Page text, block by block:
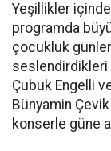
Yeşillikler
programda
çocukluk
seslendirdikleri
Çubuk Engelli
Bünyamin
konserle güne